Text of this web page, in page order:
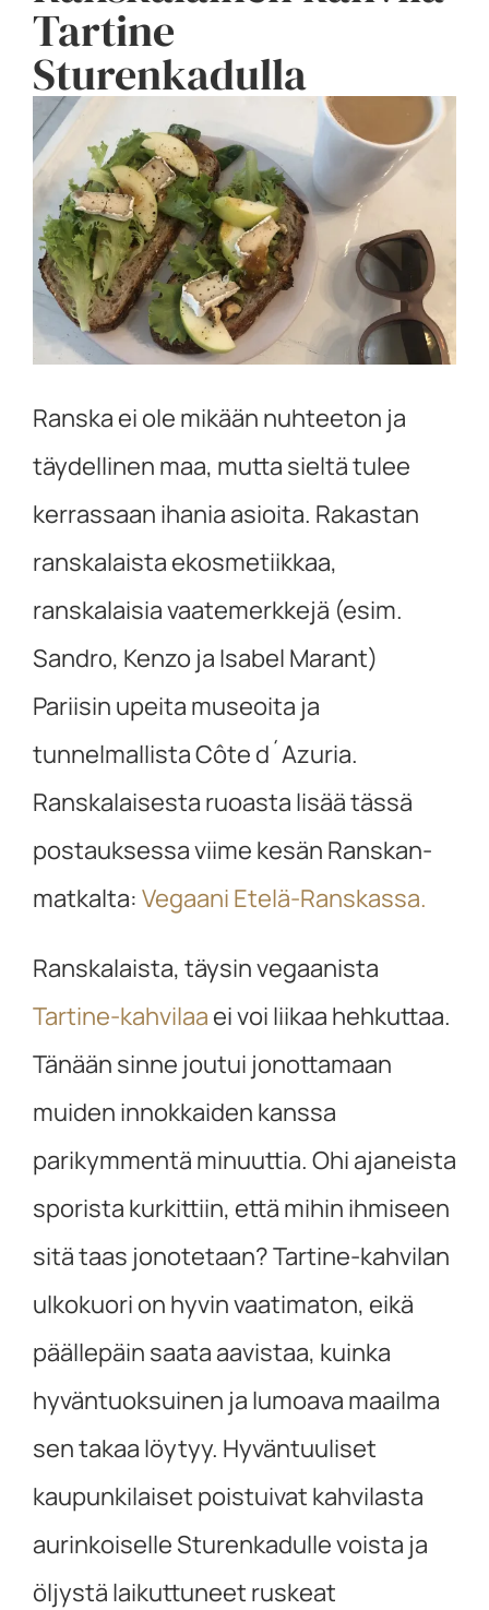
Tartine
Sturenkadulla
Ranska ei ole mikään nuhteeton ja
täydellinen maa, mutta sieltä tulee
kerrassaan ihania asioita. Rakastan
ranskalaista ekosmetiikkaa,
ranskalaisia vaatemerkkejä (esim.
Sandro, Kenzo ja Isabel Marant)
Pariisin upeita museoita ja
tunnelmallista Côte d´Azuria.
Ranskalaisesta ruoasta lisää tässä
postauksessa viime kesän Ranskan-
matkalta: Vegaani Etelä-Ranskassa.
Ranskalaista, täysin vegaanista
Tartine-kahvilaa ei voi liikaa hehkuttaa.
Tänään sinne joutui jonottamaan
muiden innokkaiden kanssa
parikymmentä minuuttia. Ohi ajaneista
sporista kurkittiin, että mihin ihmiseen
sitä taas jonotetaan? Tartine-kahvilan
ulkokuori on hyvin vaatimaton, eikä
päällepäin saata aavistaa, kuinka
hyväntuoksuinen ja lumoava maailma
sen takaa löytyy. Hyväntuuliset
kaupunkilaiset poistuivat kahvilasta
aurinkoiselle Sturenkadulle voista ja
öljystä laikuttuneet ruskeat